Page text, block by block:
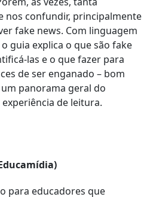
nos confundir, principalmente
fake news. Com linguagem
guia explica o que são fake
las e o que fazer para
de ser enganado – bom
panorama geral do
de leitura.
para educadores que